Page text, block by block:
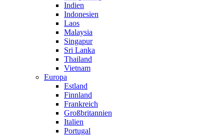
Indien
Indonesien
Laos
Malaysia
Singapur
Sri Lanka
Thailand
Vietnam
Europa
Estland
Finnland
Frankreich
Großbritannien
Italien
Portugal